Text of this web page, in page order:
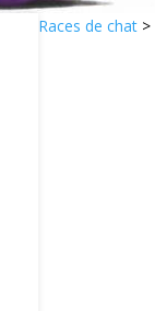
Races de chat >